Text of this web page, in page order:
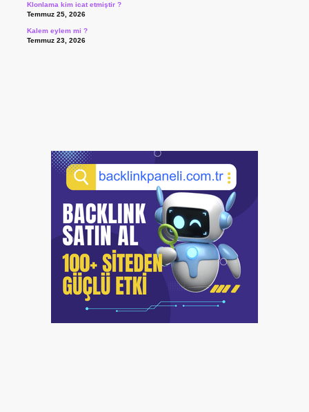
Klonlama kim icat etmiştir ?
Temmuz 25, 2026
Kalem eylem mi ?
Temmuz 23, 2026